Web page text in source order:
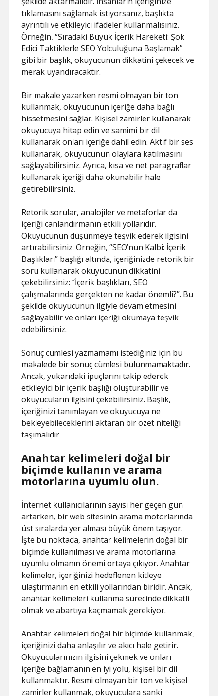
tıklamasını sağlamak istiyorsanız, başlıkta
ayrıntılı ve etkileyici ifadeler kullanmalısınız.
Örneğin, “Sıradaki Büyük İçerik Hareketi: Şok
Edici Taktiklerle SEO Yolculuğuna Başlamak”
gibi bir başlık, okuyucunun dikkatini çekecek ve
merak uyandıracaktır.
Bir makale yazarken resmi olmayan bir ton
kullanmak, okuyucunun içeriğe daha bağlı
hissetmesini sağlar. Kişisel zamirler kullanarak
okuyucuya hitap edin ve samimi bir dil
kullanarak onları içeriğe dahil edin. Aktif bir ses
kullanarak, okuyucunun olaylara katılmasını
sağlayabilirsiniz. Ayrıca, kısa ve net paragraflar
kullanarak içeriği daha okunabilir hale
getirebilirsiniz.
Retorik sorular, analojiler ve metaforlar da
içeriği canlandırmanın etkili yollarıdır.
Okuyucunun düşünmeye teşvik ederek ilgisini
artırabilirsiniz. Örneğin, “SEO’nun Kalbi: İçerik
Başlıkları” başlığı altında, içeriğinizde retorik bir
soru kullanarak okuyucunun dikkatini
çekebilirsiniz: “İçerik başlıkları, SEO
çalışmalarında gerçekten ne kadar önemli?”. Bu
şekilde okuyucunun ilgiyle devam etmesini
sağlayabilir ve onları içeriği okumaya teşvik
edebilirsiniz.
Sonuç cümlesi yazmamamı istediğiniz için bu
makalede bir sonuç cümlesi bulunmamaktadır.
Ancak, yukarıdaki ipuçlarını takip ederek
etkileyici bir içerik başlığı oluşturabilir ve
okuyucuların ilgisini çekebilirsiniz. Başlık,
içeriğinizi tanımlayan ve okuyucuya ne
bekleyebileceklerini aktaran bir özet niteliği
taşımalıdır.
Anahtar kelimeleri doğal bir
biçimde kullanın ve arama
motorlarına uyumlu olun.
İnternet kullanıcılarının sayısı her geçen gün
artarken, bir web sitesinin arama motorlarında
üst sıralarda yer alması büyük önem taşıyor.
İşte bu noktada, anahtar kelimelerin doğal bir
biçimde kullanılması ve arama motorlarına
uyumlu olmanın önemi ortaya çıkıyor. Anahtar
kelimeler, içeriğinizi hedeflenen kitleye
ulaştırmanın en etkili yollarından biridir. Ancak,
anahtar kelimeleri kullanma sürecinde dikkatli
olmak ve abartıya kaçmamak gerekiyor.
Anahtar kelimeleri doğal bir biçimde kullanmak,
içeriğinizi daha anlaşılır ve akıcı hale getirir.
Okuyucularınızın ilgisini çekmek ve onları
içeriğe bağlamanın en iyi yolu, kişisel bir dil
kullanmaktır. Resmi olmayan bir ton ve kişisel
zamirler kullanmak, okuyuculara sanki